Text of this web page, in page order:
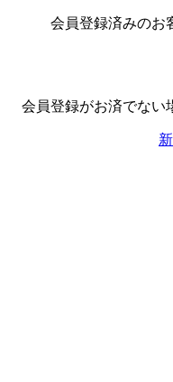
会員登録済みのお
会員登録がお済でない